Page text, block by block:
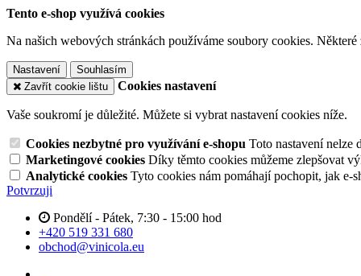
Tento e-shop využívá cookies
Na našich webových stránkách používáme soubory cookies.
Nastavení
Souhlasím
Zavřít cookie lištu
Cookies nastavení
Vaše soukromí je důležité. Můžete si vybrat nastavení cookies níže.
Cookies nezbytné pro využívání e-shopu Toto nastavení nelze
Marketingové cookies Díky těmto cookies můžeme zlepšovat
Analytické cookies Tyto cookies nám pomáhají pochopit, jak e-
Potvrzuji
Pondělí - Pátek, 7:30 - 15:00 hod
+420 519 331 680
obchod@vinicola.eu